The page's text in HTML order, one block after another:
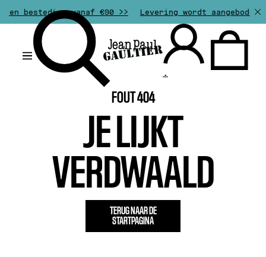
besteding vanaf €90 >> Levering wordt
.
FOUT 404
JE LIJKT
VERDWAALD
TERUG NAAR DE
STARTPAGINA